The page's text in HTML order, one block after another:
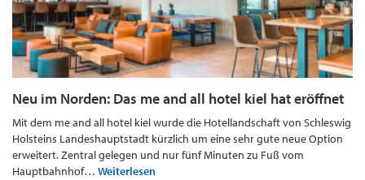
Neu im Norden: Das me and all hotel kiel hat eröffnet
Mit dem me and all hotel kiel wurde die Hotellandschaft von Schleswig
Holsteins Landeshauptstadt kürzlich um eine sehr gute neue Option
erweitert. Zentral gelegen und nur fünf Minuten zu Fuß vom
Hauptbahnhof… Weiterlesen